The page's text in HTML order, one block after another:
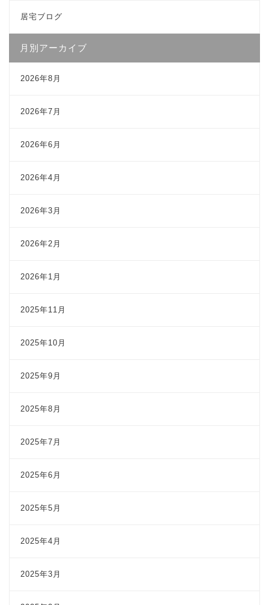
居宅ブログ
月別アーカイブ
2026年8月
2026年7月
2026年6月
2026年4月
2026年3月
2026年2月
2026年1月
2025年11月
2025年10月
2025年9月
2025年8月
2025年7月
2025年6月
2025年5月
2025年4月
2025年3月